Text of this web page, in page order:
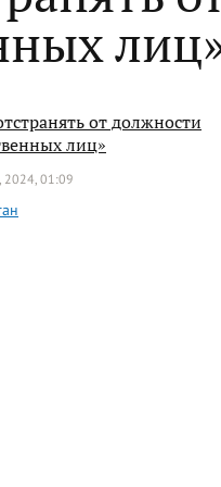
от должности
лиц»
2024, 01:09